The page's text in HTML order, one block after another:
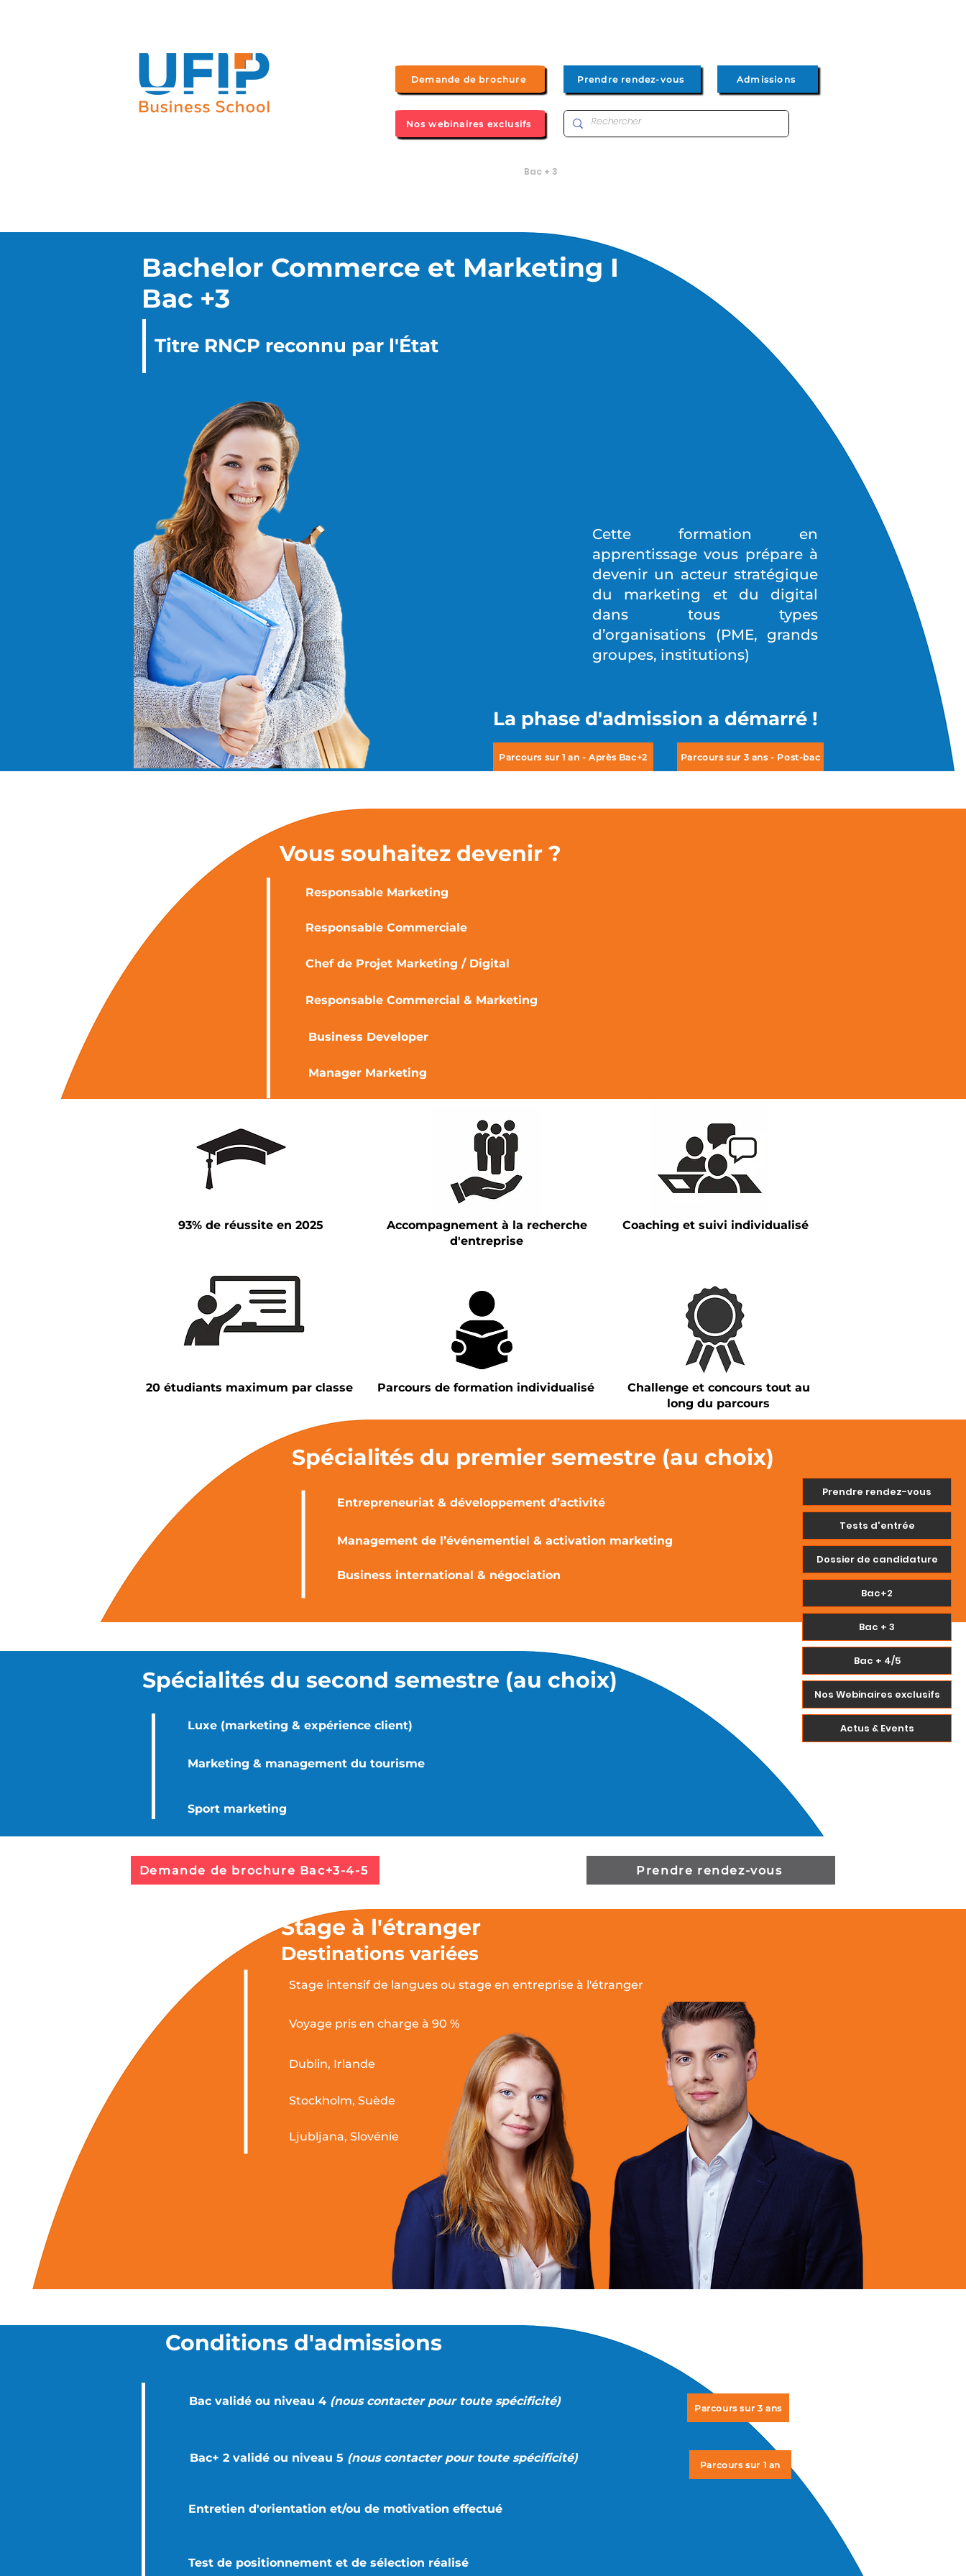
Demande de brochure Prendre rendez-vous Admissions
Nos webinaires exclusifs
Bac + 3
Prendre rendez-vous
Tests d'entrée
Dossier de candidature
Bac+2
Bac + 3
Bac + 4/5
Nos Webinaires exclusifs
Actus & Events
Bachelor Commerce et Marketing I
Bac +3
Titre RNCP reconnu par l'État
Cette formation en
apprentissage vous prépare à
devenir un acteur stratégique
du marketing et du digital
dans tous types
d’organisations (PME, grands
groupes, institutions)
La phase d'admission a démarré !
Parcours sur 1 an - Après Bac+2 Parcours sur 3 ans - Post-bac
Vous souhaitez devenir ?
Responsable Marketing
Responsable Commerciale
Chef de Projet Marketing / Digital
Responsable Commercial & Marketing
Business Developer
Manager Marketing
93% de réussite en 2025
20 étudiants maximum par classe
Accompagnement à la recherche
d'entreprise
Parcours de formation individualisé
Coaching et suivi individualisé
Challenge et concours tout au
long du parcours
Spécialités du premier semestre (au choix)
Entrepreneuriat & développement d’activité
Management de l’événementiel & activation marketing
Business international & négociation
Spécialités du second semestre (au choix)
Luxe (marketing & expérience client)
Marketing & management du tourisme
Sport marketing
Demande de brochure Bac+3-4-5 Prendre rendez-vous
Stage à l'étranger
Destinations variées
Stage intensif de langues ou stage en entreprise à l'étranger
Voyage pris en charge à 90 %
Dublin, Irlande
Stockholm, Suède
Ljubljana, Slovénie
Conditions d'admissions
Bac validé ou niveau 4 (nous contacter pour toute spécificité) Parcours sur 3 ans
Bac+ 2 validé ou niveau 5 (nous contacter pour toute spécificité) Parcours sur 1 an
Entretien d'orientation et/ou de motivation effectué
Test de positionnement et de sélection réalisé